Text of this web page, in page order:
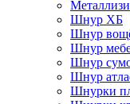
Шнур ХБ
Шнур
Шнур
Шнур
Шнур
Шнурки